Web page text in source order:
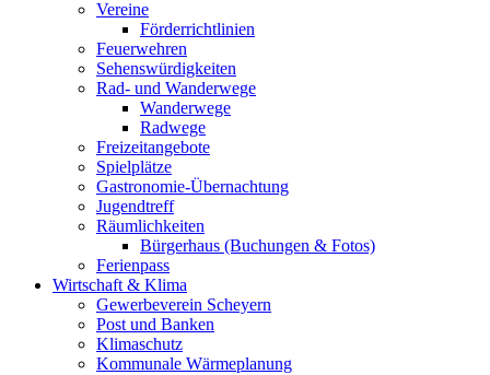
Vereine
Förderrichtlinien
Feuerwehren
Sehenswürdigkeiten
Rad- und Wanderwege
Wanderwege
Radwege
Freizeitangebote
Spielplätze
Gastronomie-Übernachtung
Jugendtreff
Räumlichkeiten
Bürgerhaus (Buchungen & Fotos)
Ferienpass
Wirtschaft & Klima
Gewerbeverein Scheyern
Post und Banken
Klimaschutz
Kommunale Wärmeplanung